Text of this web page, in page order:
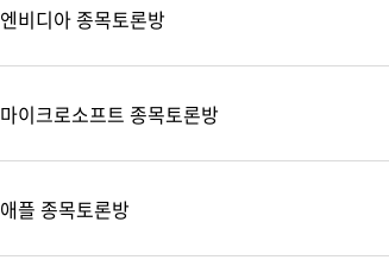
엔비디아 종목토론방
마이크로소프트 종목토론방
애플 종목토론방